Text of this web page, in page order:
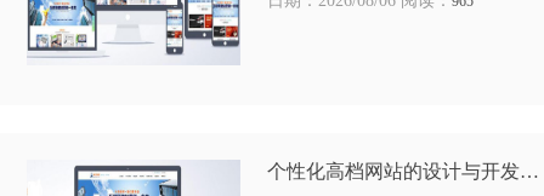
个性化高档网站的设计与开发…